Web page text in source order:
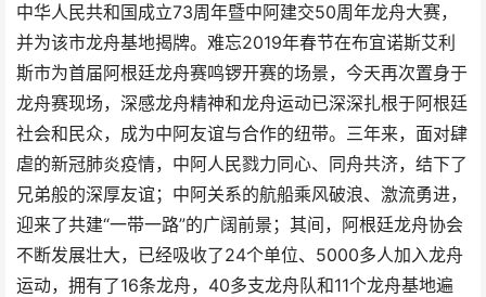
中华人民共和国成立73周年暨中阿建交50周年龙舟大赛，
并为该市龙舟基地揭牌。难忘2019年春节在布宜诺斯艾利
斯市为首届阿根廷龙舟赛鸣锣开赛的场景，今天再次置身于
龙舟赛现场，深感龙舟精神和龙舟运动已深深扎根于阿根廷
社会和民众，成为中阿友谊与合作的纽带。三年来，面对肆
虐的新冠肺炎疫情，中阿人民戮力同心、同舟共济，结下了
兄弟般的深厚友谊；中阿关系的航船乘风破浪、激流勇进，
迎来了共建“一带一路”的广阔前景；其间，阿根廷龙舟协会
不断发展壮大，已经吸收了24个单位、5000多人加入龙舟
运动，拥有了16条龙舟，40多支龙舟队和11个龙舟基地遍